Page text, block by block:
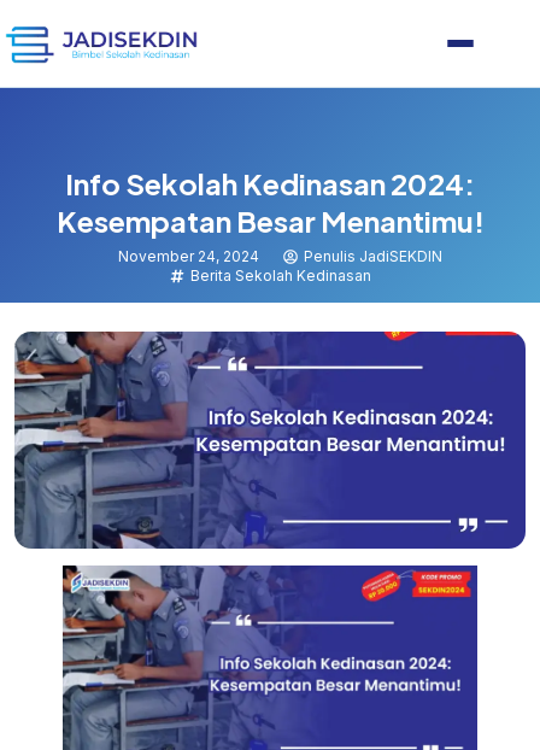
Info Sekolah Kedinasan 2024:
Kesempatan Besar Menantimu!
November 24, 2024
Penulis JadiSEKDIN
Berita Sekolah Kedinasan